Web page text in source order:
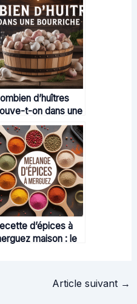
d’huîtres
t-on dans une
selon les
et les calibres
d’épices à
maison : le
Article suivant →